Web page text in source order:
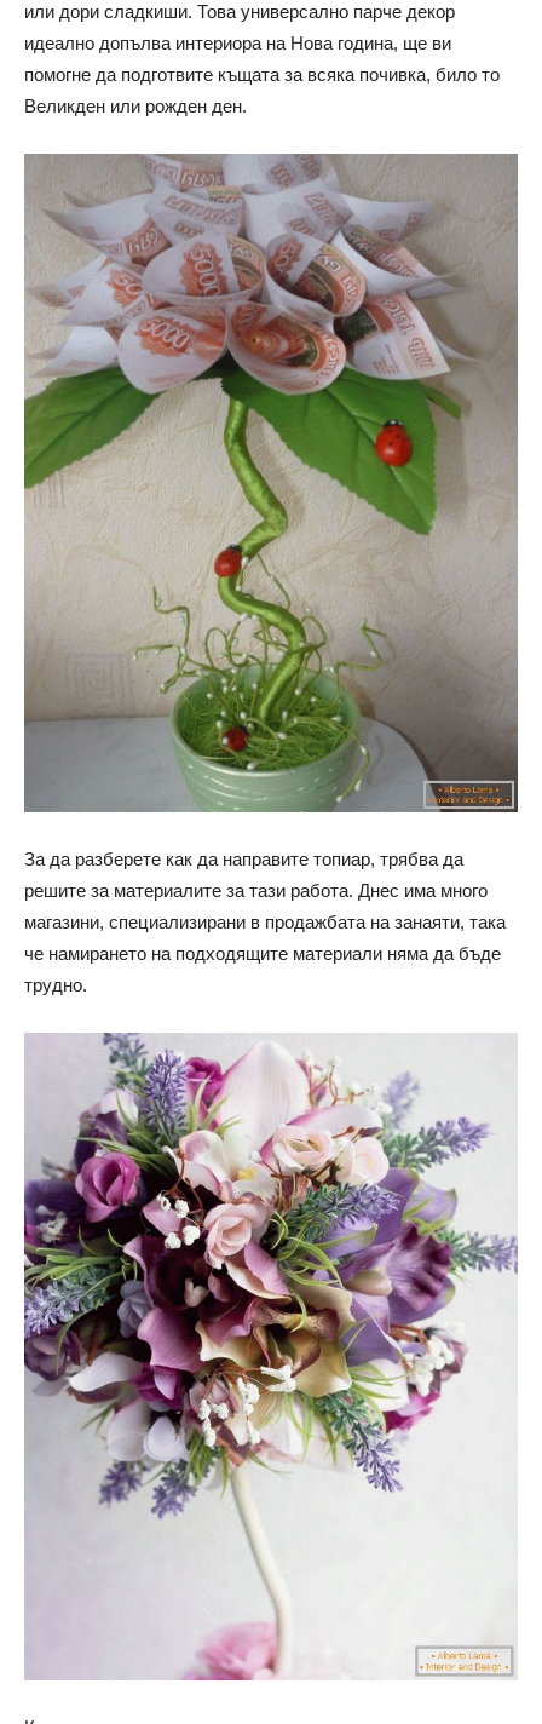
или дори сладкиши. Това универсално парче декор
идеално допълва интериора на Нова година, ще ви
помогне да подготвите къщата за всяка почивка, било то
Великден или рожден ден.
За да разберете как да направите топиар, трябва да
решите за материалите за тази работа. Днес има много
магазини, специализирани в продажбата на занаяти, така
че намирането на подходящите материали няма да бъде
трудно.